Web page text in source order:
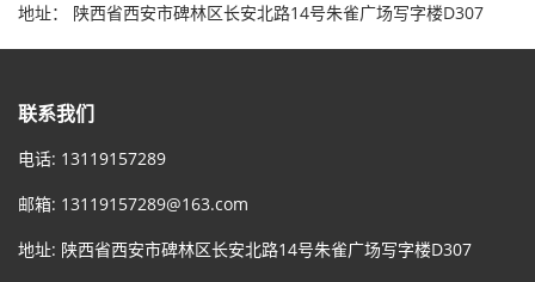
地址： 陕西省西安市碑林区长安北路14号朱雀广场写字楼D307
联系我们
电话: 13119157289
邮箱: 13119157289@163.com
地址: 陕西省西安市碑林区长安北路14号朱雀广场写字楼D307